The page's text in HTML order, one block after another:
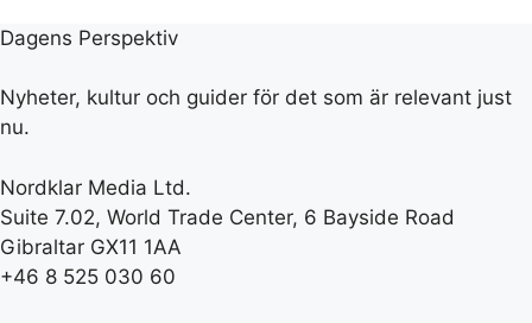
Dagens Perspektiv
Nyheter, kultur och guider för det som är relevant just
nu.
Nordklar Media Ltd.
Suite 7.02, World Trade Center, 6 Bayside Road
Gibraltar GX11 1AA
+46 8 525 030 60